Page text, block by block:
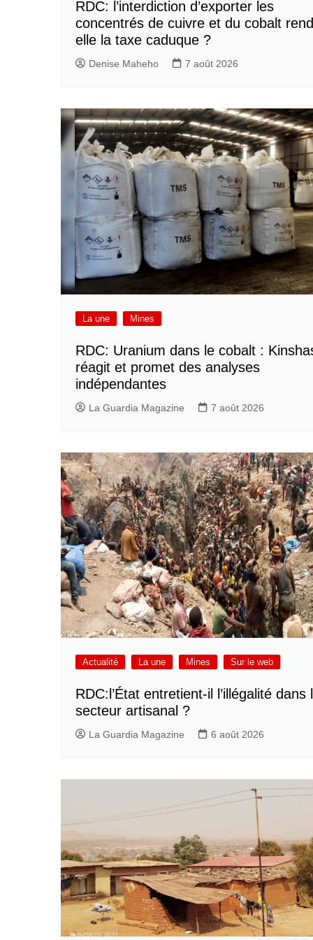
RDC: l’interdiction d’exporter les
concentrés de cuivre et du cobalt
elle la taxe caduque ?
Denise Maheho 7 août 2026
La une Mines
RDC: Uranium dans le cobalt :
réagit et promet des analyses
indépendantes
La Guardia Magazine 7 août 2026
Actualité La une Mines Sur le web
RDC:l’État entretient-il l’illégalité dans
secteur artisanal ?
La Guardia Magazine 6 août 2026